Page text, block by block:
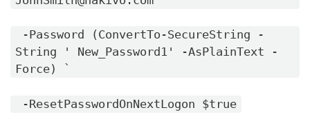
-Password (ConvertTo-SecureString -
String ' New_Password1' -AsPlainText -
Force) `
-ResetPasswordOnNextLogon $true